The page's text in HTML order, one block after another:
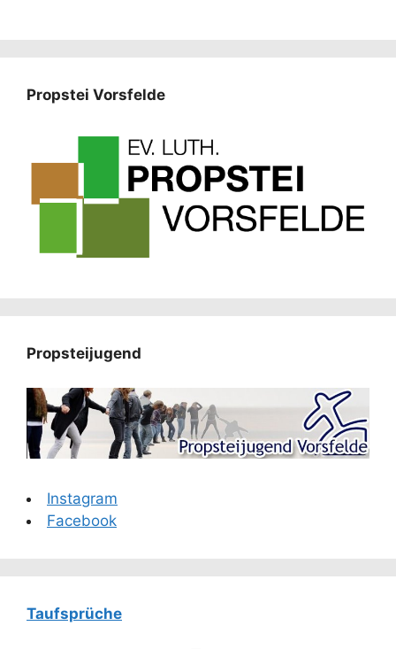
Propstei Vorsfelde
Propsteijugend
Instagram
Facebook
Taufsprüche